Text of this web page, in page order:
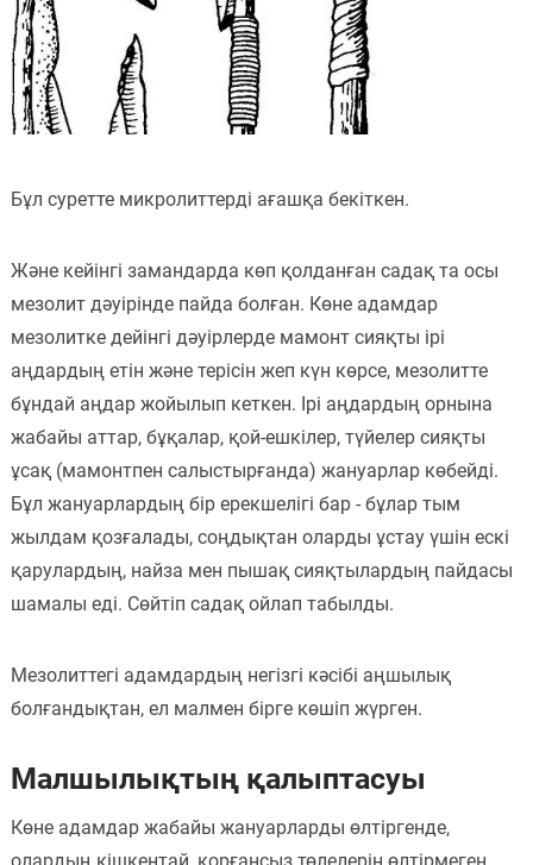
Бұл суретте микролиттерді ағашқа бекіткен.
Және кейінгі замандарда көп қолданған садақ та осы
мезолит дәуірінде пайда болған. Көне адамдар
мезолитке дейінгі дәуірлерде мамонт сияқты ірі
аңдардың етін және терісін жеп күн көрсе, мезолитте
бұндай аңдар жойылып кеткен. Ірі аңдардың орнына
жабайы аттар, бұқалар, қой-ешкілер, түйелер сияқты
ұсақ (мамонтпен салыстырғанда) жануарлар көбейді.
Бұл жануарлардың бір ерекшелігі бар - бұлар тым
жылдам қозғалады, соңдықтан оларды ұстау үшін ескі
қарулардың, найза мен пышақ сияқтылардың пайдасы
шамалы еді. Сөйтіп садақ ойлап табылды.
Мезолиттегі адамдардың негізгі кәсібі аңшылық
болғандықтан, ел малмен бірге көшіп жүрген.
Малшылықтың қалыптасуы
Көне адамдар жабайы жануарларды өлтіргенде,
олардың кішкентай, қорғансыз төлелерін өлтірмеген.